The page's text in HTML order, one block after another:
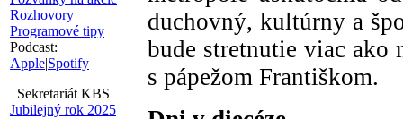
Rozhovory
Programové tipy
Podcast:
Apple|Spotify
Sekretariát KBS
Jubilejný rok 2025
duchovný, kultúrny a
bude stretnutie viac
s pápežom Františkom.